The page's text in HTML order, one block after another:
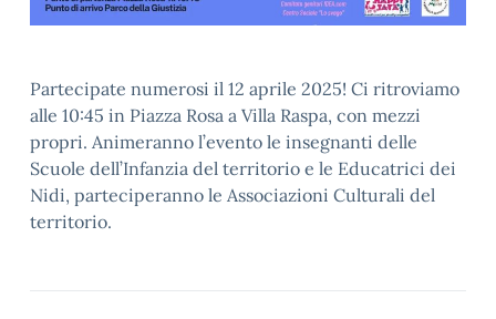
Partecipate numerosi il 12 aprile 2025! Ci ritroviamo
alle 10:45 in Piazza Rosa a Villa Raspa, con mezzi
propri. Animeranno l’evento le insegnanti delle
Scuole dell’Infanzia del territorio e le Educatrici dei
Nidi, parteciperanno le Associazioni Culturali del
territorio.